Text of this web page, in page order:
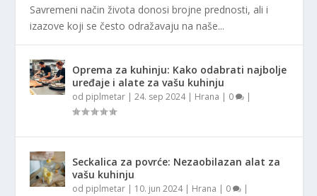
Savremeni način života donosi brojne prednosti, ali i
izazove koji se često odražavaju na naše...
Oprema za kuhinju: Kako odabrati najbolje
uređaje i alate za vašu kuhinju
od piplmetar |24. sep 2024| Hrana | 0 |
Seckalica za povrće: Nezaobilazan alat za
vašu kuhinju
od piplmetar | 10. jun 2024| Hrana | 0 |